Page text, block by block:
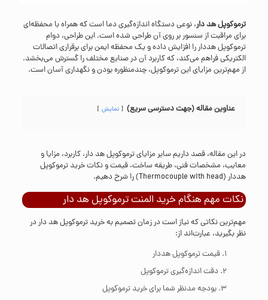
ترموکوپل هد دار، نوعی دستگاه اندازه‌گیری دما است که همراه با محفظه‌ای
برای مراقبت از سنسور بر روی آن طراحی شده است. این طراحی، دوام
ترموکوپل هددار را افزایش داده و یک محفظه ایمن برای برقراری اتصالات
الکتریکی فراهم می‌کند، که کاربرد آن در صنایع مختلف را گسترش می‌بخشد.
از مهم‌ترین مزایای این ترموکوپل، چندمنظوره بودن و نگهداری آسان است.
عناوین مقاله (جهت دسترسی سریع) نمایش
در این مقاله، قصد داریم سایر مزایای ترموکوپل هد دار، کاربرد، مزایا و
معایب، مشخصات فنی، طریقه ساخت، قیمت و نکات خرید ترموکوپل
هددار (Thermocouple with head) را شرح دهیم.
نکات مهم هنگام خرید المنت ترموکوپل هد دار
مهم‌ترین نکاتی که نیاز است در زمان تصمیم به خرید ترموکوپل هد دار در
نظر بگیرید، عبارت‌اند از:
قیمت ترموکوپل هددار
دقت اندازه‌گیری ترموکوپل
بودجه مدنظر شما برای خرید ترموکوپل